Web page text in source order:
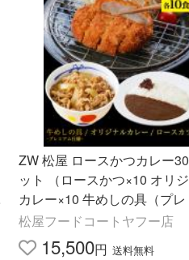
ZW 松屋 ロースかつカレー
ット （ロースかつ×10 オリ
カレー×10 牛めしの具（プレ
ム仕様）×10） 非常食
松屋フードコートヤフー店
15,500円 送料無料